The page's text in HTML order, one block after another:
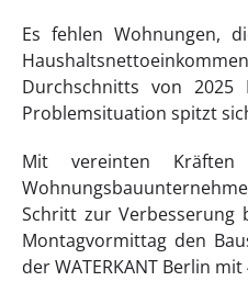
Es fehlen Wohnungen,
Durchschnitts von
Problemsituation spitzt
Mit vereinten
Schritt zur Verbesserung
Montagvormittag den
der WATERKANT Berlin